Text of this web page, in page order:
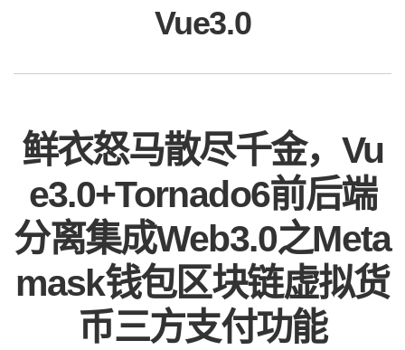
Vue3.0
鲜衣怒马散尽千金，Vu
e3.0+Tornado6前后端
分离集成Web3.0之Meta
mask钱包区块链虚拟货
币三方支付功能